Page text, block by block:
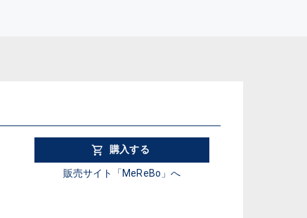
購入する
販売サイト「MeReBo」へ